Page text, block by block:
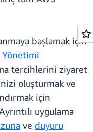
başlamak için
Yönetimi
tercihlerini ziyaret
oluşturmak ve
için
uygulama
ve duyuru